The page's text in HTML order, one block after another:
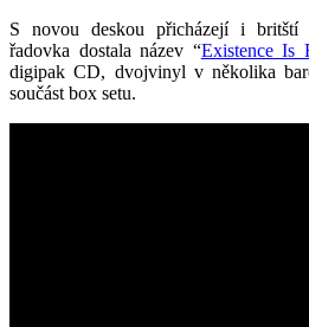
S novou deskou přicházejí i britští
řadovka dostala název “Existence Is
digipak CD, dvojvinyl v několika
součást box setu.